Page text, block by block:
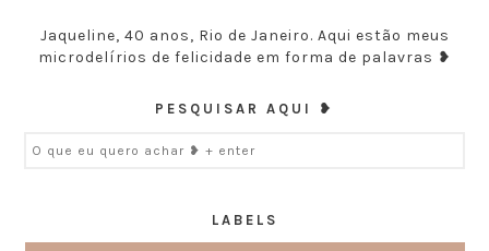
Jaqueline, 40 anos, Rio de Janeiro. Aqui estão meus
microdelírios de felicidade em forma de palavras ❥
PESQUISAR AQUI ❥
LABELS